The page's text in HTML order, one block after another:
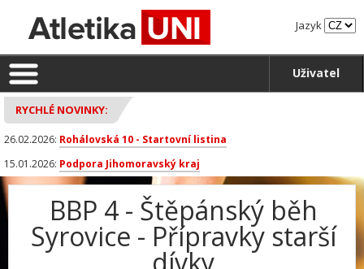
Jazyk
Uživatel
RYCHLÉ NOVINKY:
26.02.2026: Rohálovská 10 - Startovní listina
15.01.2026: Podpora Jihomoravský kraj
BBP 4 - Štěpánský běh
Syrovice - Přípravky starší